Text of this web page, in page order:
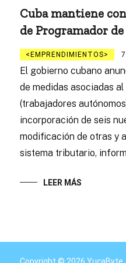
Cuba mantiene
de Programador
EMPRENDIMIENTOS
El gobierno cubano
de medidas asociadas
(trabajadores
incorporación de seis
modificación de otras y
sistema tributario,
LEER MÁS
Copyright © 2026 YucaByte